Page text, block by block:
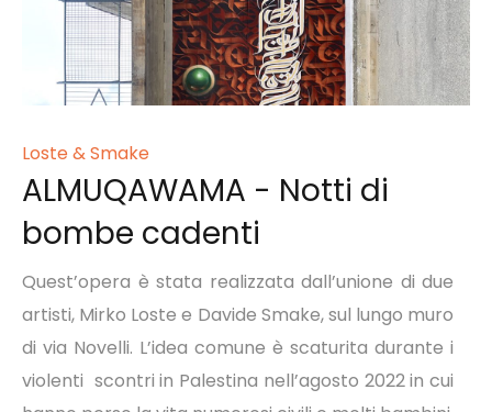
Loste & Smake
ALMUQAWAMA - Notti di
bombe cadenti
Quest’opera è stata realizzata dall’unione di due
artisti, Mirko Loste e Davide Smake, sul lungo muro
di via Novelli. L’idea comune è scaturita durante i
violenti scontri in Palestina nell’agosto 2022 in cui